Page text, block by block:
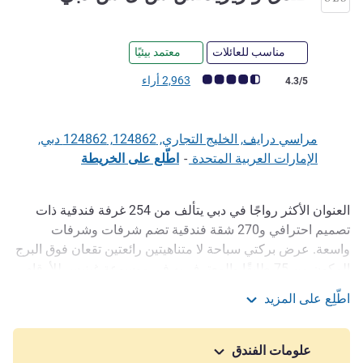
مناسب للعائلات معتمد بيئيًا
ملاحظة أراء العملاء (رأي ALL)
4.3/5 2,963 أراء
مراسي درايف, الخليج التجاري, 124862, 124862 دبي,
الإمارات العربية المتحدة - اطّلع على الخريطة
الوصف
العنوان الأكثر رواجًا في دبي يتألف من 254 غرفة فندقية ذات
تصميم احترافي و270 شقة فندقية تضم شرفات وشرفات
واسعة. عرض بركتي سباحة لا متناهيتين رائعتين تقعان فوق البرج
القياسية باعتباره أعلى حوض سباحة في العالم. انغمس في
Cecchini. يقع Ciel Spa Ciel Spa في الطابق 69 ، ويحتوي على
كل ما تحتاجه لتنغمس في الاسترخاء الراقي.
اطّلِع على المزيد
علومات الفندق